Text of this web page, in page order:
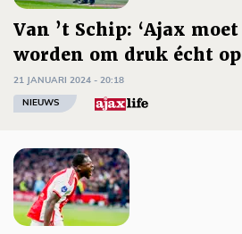
Van ’t Schip: ‘Ajax
worden om druk écht op
21 JANUARI 2024 - 20:18
NIEUWS